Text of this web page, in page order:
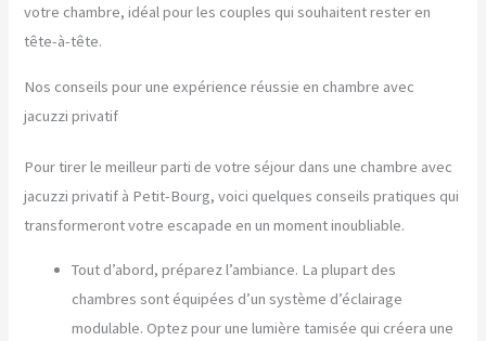
votre chambre, idéal pour les couples qui souhaitent rester en
tête-à-tête.
Nos conseils pour une expérience réussie en chambre avec
jacuzzi privatif
Pour tirer le meilleur parti de votre séjour dans une chambre avec
jacuzzi privatif à Petit-Bourg, voici quelques conseils pratiques qui
transformeront votre escapade en un moment inoubliable.
Tout d’abord, préparez l’ambiance. La plupart des
chambres sont équipées d’un système d’éclairage
modulable. Optez pour une lumière tamisée qui créera une